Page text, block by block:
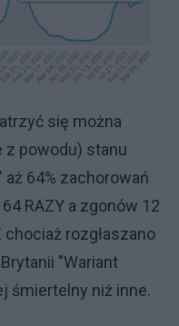
się można
z powodu) stanu
64% zachorowań
RAZY a zgonów 12
chociaż rozgłaszano
"Wariant
śmiertelny niż inne.